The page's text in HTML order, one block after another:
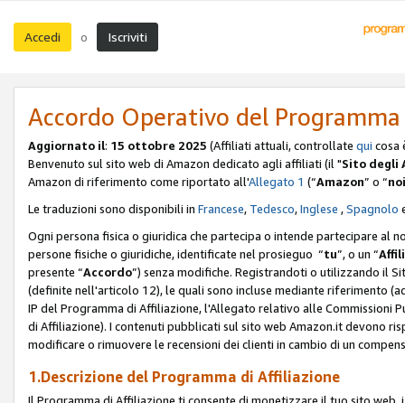
Accedi o Iscriviti
Accordo Operativo del
Aggiornato il: 15 ottobre 2025 (Affiliati attuali, controllate qui cosa
Benvenuto sul sito web di Amazon dedicato agli affiliati (il "Sito degli
Amazon di riferimento come riportato all'Allegato 1 (“Amazon” o “noi
Le traduzioni sono disponibili in Francese, Tedesco,Inglese ,Spagnolo
Ogni persona fisica o giuridica che partecipa o intende partecipare al
persone fisiche o giuridiche, identificate nel prosieguo “tu”, o un “
presente “Accordo”) senza modifiche. Registrandoti o utilizzando il
(definite nell'articolo 12), le quali sono incluse mediante riferimento
IP del Programma di Affiliazione, l'Allegato relativo alle Commissioni
di Affiliazione). I contenuti pubblicati sul sito web Amazon.it devono
modificare o rimuovere le recensioni dei clienti in cambio di un
1.Descrizione del Programma di Affiliazione
Il Programma di Affiliazione ti consente di monetizzare il tuo sito